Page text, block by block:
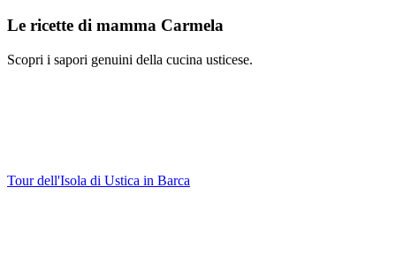
Le ricette di mamma Carmela
Scopri i sapori genuini della cucina usticese.
Tour dell'Isola di Ustica in Barca